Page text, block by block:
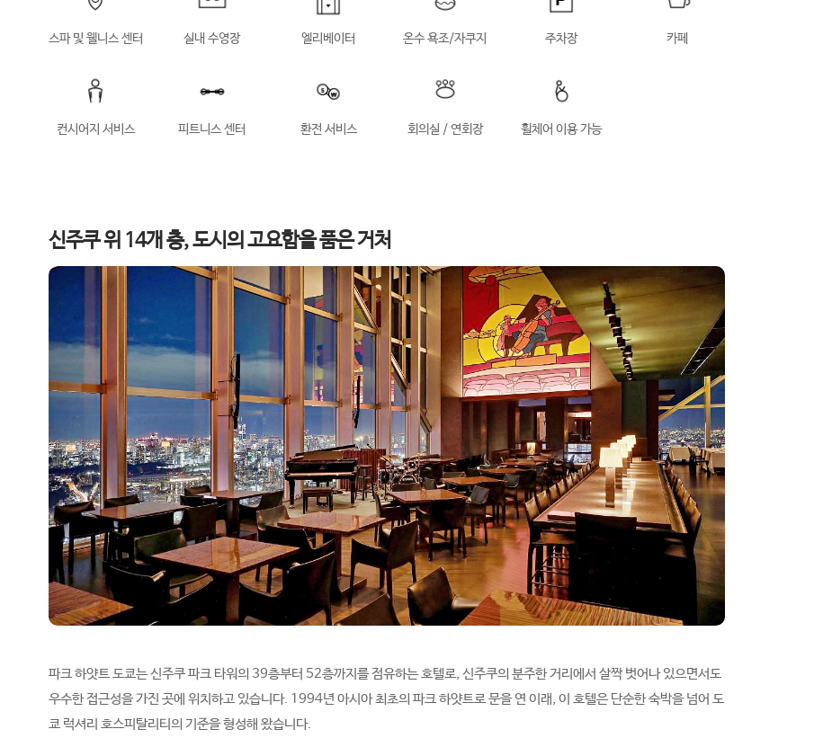
스파 및 웰니스 센터 실내 수영장 엘리베이터 온수 욕조/자쿠지 주차장 카페
컨시어지 서비스 피트니스 센터 환전 서비스 회의실 / 연회장 휠체어 이용 가능
신주쿠 위 14개 층, 도시의 고요함을 품은 거처
파크 하얏트 도쿄는 신주쿠 파크 타워의 39층부터 52층까지를 점유하는 호텔로, 신주쿠의 분주한 거리에서 살짝 벗어나 있으면서도
우수한 접근성을 가진 곳에 위치하고 있습니다. 1994년 아시아 최초의 파크 하얏트로 문을 연 이래, 이 호텔은 단순한 숙박을 넘어 도
쿄 럭셔리 호스피탈리티의 기준을 형성해 왔습니다.